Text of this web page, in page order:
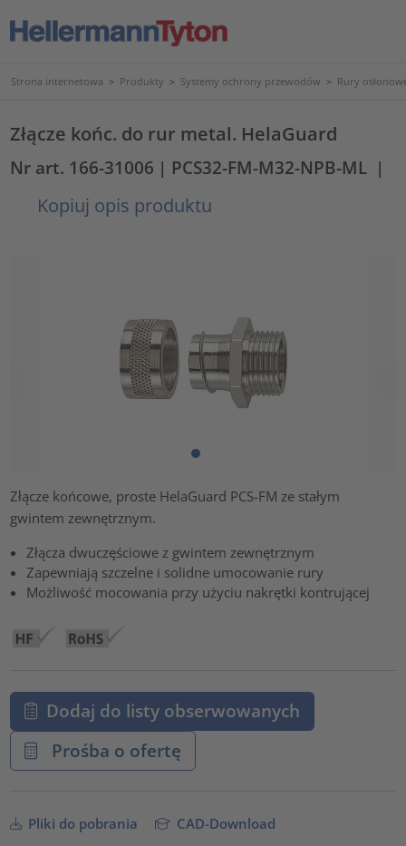
Strona internetowa > Produkty > Systemy ochrony przewodów > Rury
Złącze końc. do rur metal. HelaGuard
Nr art. 166-31006 | PCS32-FM-M32-NPB-ML |
Kopiuj opis produktu
Złącze końcowe, proste HelaGuard PCS-FM ze stałym
gwintem zewnętrznym.
Złącza dwuczęściowe z gwintem zewnętrznym
Zapewniają szczelne i solidne umocowanie rury
Możliwość mocowania przy użyciu nakrętki kontrującej
Dodaj do listy obserwowanych
Prośba o ofertę
Pliki do pobrania CAD-Download